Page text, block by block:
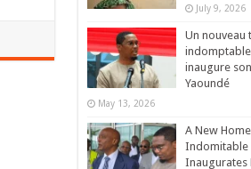
July 9, 2026
Un nouveau
indomptable
inaugure
Yaoundé
May 13, 2026
A New
Indomitable
Inaugurates